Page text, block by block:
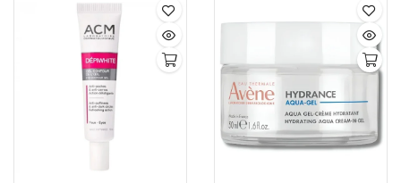
Destiné aussi aux: Peaux
très claires (phototypes I
et II) Peaux sujettes aux
coups de soleil
Ensoleillement extrême
(montagne, tropique)